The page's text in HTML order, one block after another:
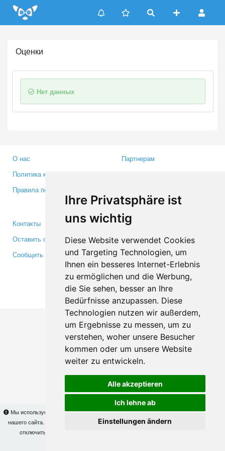
Ihre Privatsphäre ist
uns wichtig
Diese Website verwendet Cookies
und Targeting Technologien, um
Ihnen ein besseres Internet-Erlebnis
zu ermöglichen und die Werbung,
die Sie sehen, besser an Ihre
Bedürfnisse anzupassen. Diese
Technologien nutzen wir außerdem,
um Ergebnisse zu messen, um zu
verstehen, woher unsere Besucher
kommen oder um unsere Website
weiter zu entwickeln.
Alle akzeptieren
Ich lehne ab
Einstellungen ändern
Update cookies preferences
Мы используем cookies для того, чтобы Вы могли использовать весь функционал
нашего сайта. На
Вы сможете узнать подробности и, при желании,
отключить использование cookies. Продолжая пользоваться сайтом, Вы
Оценки
Нет данных
О нас
Политика конфиденциальности
Правила пользования
Партнерам
Медиа
Контакты
Оставить отзыв
Сообщить об ошибке
Facebook
Twitter
YouTube
Google+
Makis© Copyright 2026